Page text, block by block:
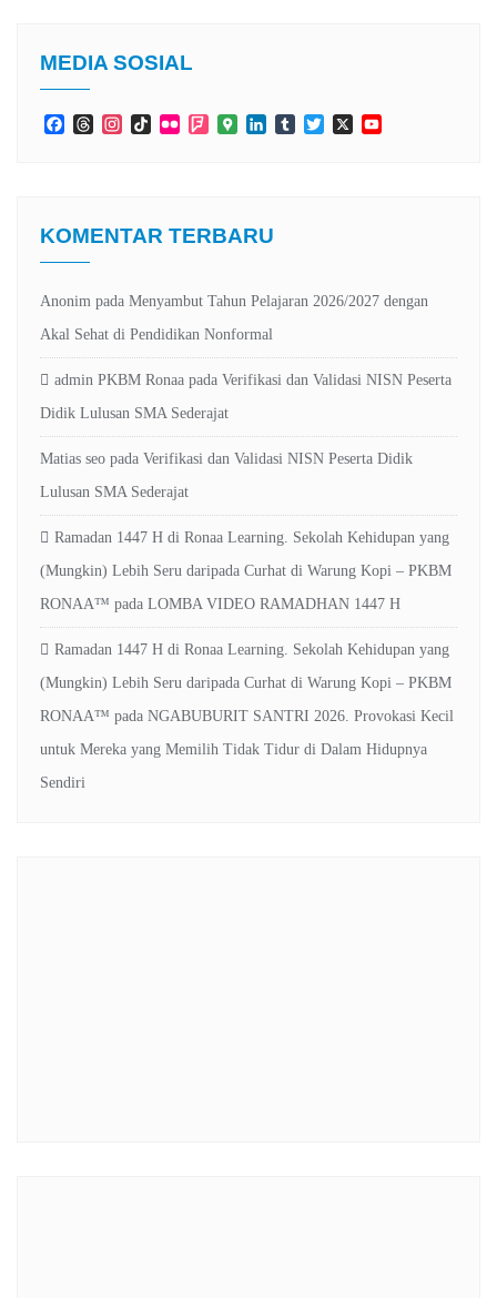
MEDIA SOSIAL
FacebookThreadsInstagramTikTokFlickr Foursquare
GoogleLinkedInTumblrTwitter
X
KOMENTAR TERBARU
Anonim pada Menyambut Tahun Pelajaran 2026/2027 dengan
Akal Sehat di Pendidikan Nonformal
admin PKBM Ronaa pada Verifikasi dan Validasi NISN Peserta
Didik Lulusan SMA Sederajat
Matias seo pada Verifikasi dan Validasi NISN Peserta Didik
Lulusan SMA Sederajat
Ramadan 1447 H di Ronaa Learning. Sekolah Kehidupan yang
(Mungkin) Lebih Seru daripada Curhat di Warung Kopi – PKBM
RONAA™ pada LOMBA VIDEO RAMADHAN 1447 H
Ramadan 1447 H di Ronaa Learning. Sekolah Kehidupan yang
(Mungkin) Lebih Seru daripada Curhat di Warung Kopi – PKBM
RONAA™ pada NGABUBURIT SANTRI 2026. Provokasi Kecil
untuk Mereka yang Memilih Tidak Tidur di Dalam Hidupnya
Sendiri